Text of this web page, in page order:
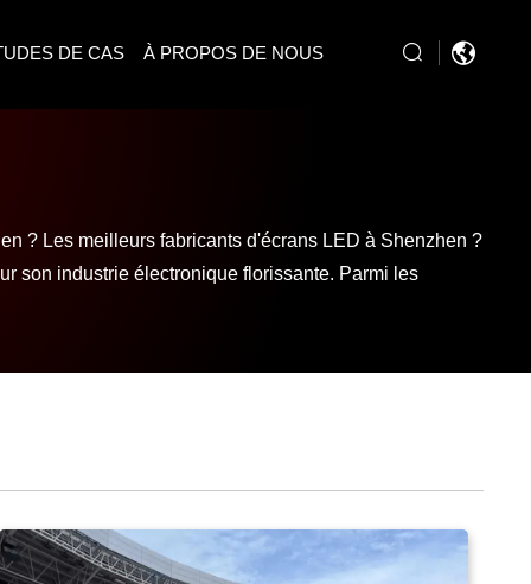
DE CAS À PROPOS DE NOUS
? Les meilleurs fabricants d'écrans LED à Shenzhen ?
son industrie électronique florissante. Parmi les